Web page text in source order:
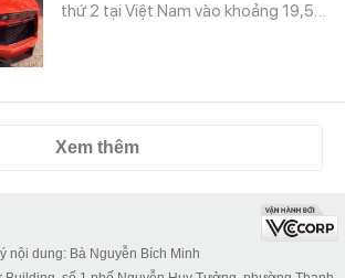
thứ 2 tại Việt Nam vào khoảng 19,5…
Xem thêm
nội dung: Bà Nguyễn Bích Minh